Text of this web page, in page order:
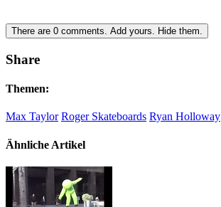
There are 0 comments. Add yours. Hide them.
Share
Themen:
Max Taylor Roger Skateboards Ryan Holloway
Ähnliche Artikel